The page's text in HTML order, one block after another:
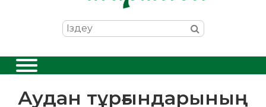
Аудан тұрғындарының